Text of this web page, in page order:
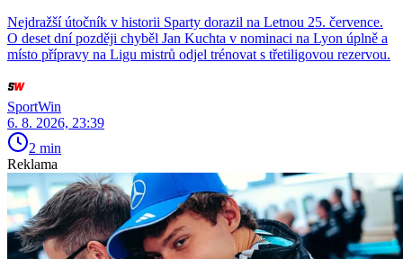
Nejdražší útočník v historii Sparty dorazil na Letnou 25. července.
O deset dní později chyběl Jan Kuchta v nominaci na Lyon úplně a
místo přípravy na Ligu mistrů odjel trénovat s třetiligovou rezervou.
SportWin
6. 8. 2026, 23:39
2 min
Reklama